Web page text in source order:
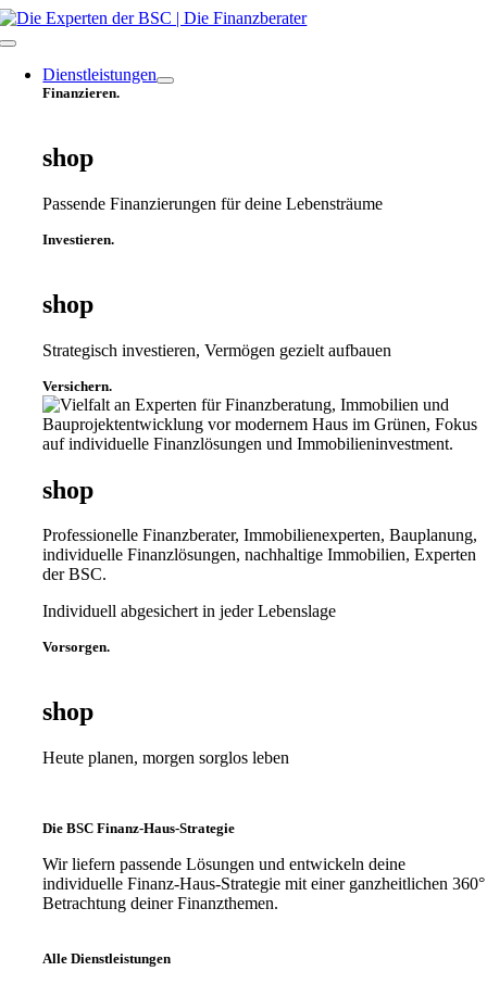
Zum
Inhalt
Toggle
NavigationDienstleistungen
Finanzieren.
shop
Passende Finanzierungen für deine Lebensträume
Investieren.
shop
Strategisch investieren, Vermögen gezielt aufbauen
Versichern.
shop
Professionelle Finanzberater, Immobilienexperten, Bauplanung,
individuelle Finanzlösungen, nachhaltige Immobilien, Experten
der BSC.
Individuell abgesichert in jeder Lebenslage
Vorsorgen.
shop
Heute planen, morgen sorglos leben
Die BSC Finanz-Haus-Strategie
Wir liefern passende Lösungen und entwickeln deine
individuelle Finanz-Haus-Strategie mit einer ganzheitlichen 360°
Betrachtung deiner Finanzthemen.
Alle Dienstleistungen